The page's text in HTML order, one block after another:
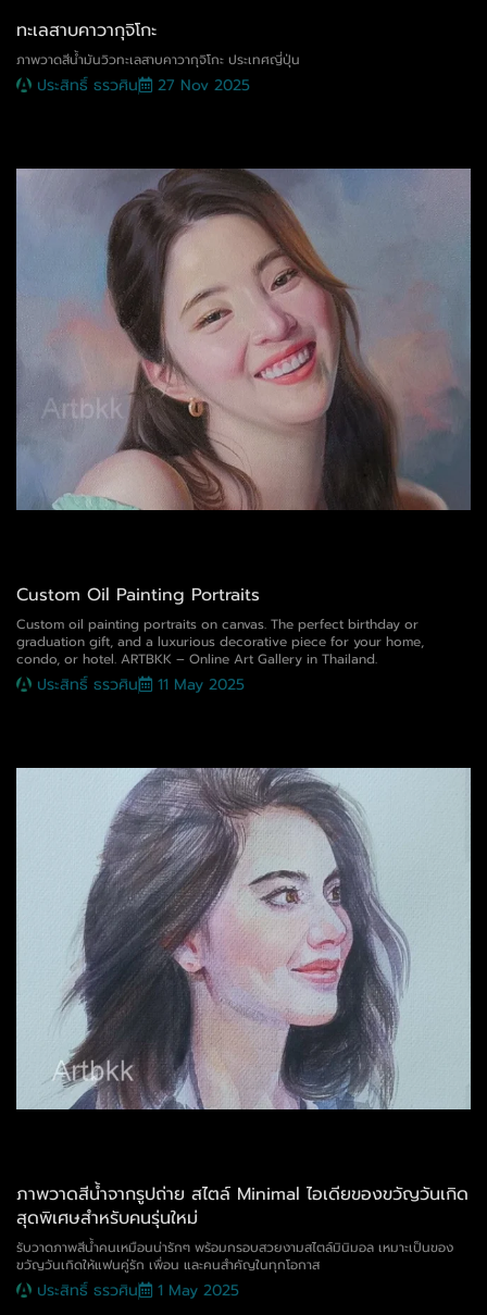
ทะเลสาบคาวากุจิโกะ
ภาพวาดสีน้ำมันวิวทะเลสาบคาวากุจิโกะ ประเทศญี่ปุ่น
ประสิทธิ์ ธรวศิน 27 Nov 2025
Custom Oil Painting Portraits
Custom oil painting portraits on canvas. The perfect birthday or
graduation gift, and a luxurious decorative piece for your home,
condo, or hotel. ARTBKK – Online Art Gallery in Thailand.
ประสิทธิ์ ธรวศิน 11 May 2025
ภาพวาดสีน้ำจากรูปถ่าย สไตล์ Minimal ไอเดียของขวัญวันเกิด
สุดพิเศษสำหรับคนรุ่นใหม่
รับวาดภาพสีน้ำคนเหมือนน่ารักๆ พร้อมกรอบสวยงามสไตล์มินิมอล เหมาะเป็นของ
ขวัญวันเกิดให้แฟนคู่รัก เพื่อน และคนสำคัญในทุกโอกาส
ประสิทธิ์ ธรวศิน 1 May 2025